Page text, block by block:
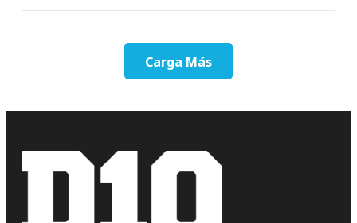
Carga Más